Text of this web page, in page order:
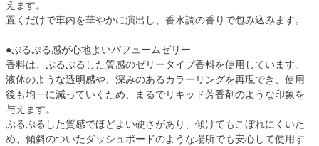
えます。
置くだけで車内を華やかに演出し、香水調の香りで包み込みます。
●ぷるぷる感が心地よいパフュームゼリー
香料は、ぷるぷるした質感のゼリータイプ香料を使用しています。
液体のような透明感や、深みのあるカラーリングを再現でき、使用
後も均一に減っていくため、まるでリキッド芳香剤のような印象を
与えます。
ぷるぷるした質感でほどよい硬さがあり、傾けてもこぼれにくいた
め、傾斜のついたダッシュボードのような場所でも安心して使用す